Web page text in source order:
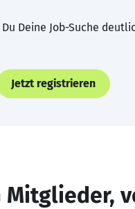
Deine Job-Suche
Jetzt registrieren
Mitglieder,